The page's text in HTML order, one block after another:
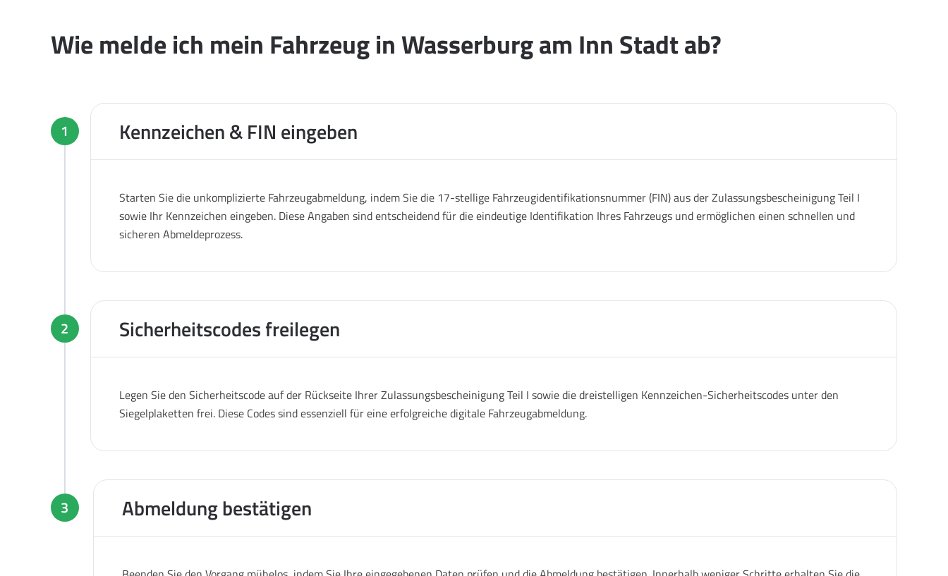
Wie melde ich mein Fahrzeug in Wasserburg am Inn Stadt ab?
1 Kennzeichen & FIN eingeben
Starten Sie die unkomplizierte Fahrzeugabmeldung, indem Sie die 17-stellige Fahrzeugidentifikationsnummer (FIN) aus der Zulassungsbescheinigung Teil I
sowie Ihr Kennzeichen eingeben. Diese Angaben sind entscheidend für die eindeutige Identifikation Ihres Fahrzeugs und ermöglichen einen schnellen und
sicheren Abmeldeprozess.
2 Sicherheitscodes freilegen
Legen Sie den Sicherheitscode auf der Rückseite Ihrer Zulassungsbescheinigung Teil I sowie die dreistelligen Kennzeichen-Sicherheitscodes unter den
Siegelplaketten frei. Diese Codes sind essenziell für eine erfolgreiche digitale Fahrzeugabmeldung.
3 Abmeldung bestätigen